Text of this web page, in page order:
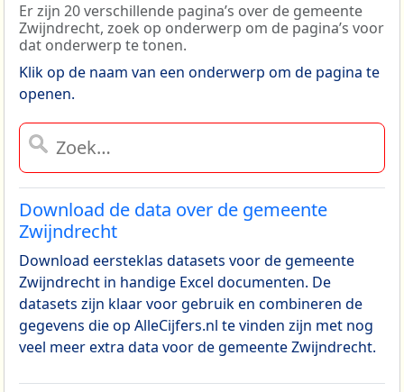
Er zijn 20 verschillende pagina’s over de gemeente
Zwijndrecht, zoek op onderwerp om de pagina’s voor
dat onderwerp te tonen.
Klik op de naam van een onderwerp om de pagina te
openen.
Download de data over de gemeente
Zwijndrecht
Download eersteklas datasets voor de gemeente
Zwijndrecht in handige Excel documenten. De
datasets zijn klaar voor gebruik en combineren de
gegevens die op AlleCijfers.nl te vinden zijn met nog
veel meer extra data voor de gemeente Zwijndrecht.